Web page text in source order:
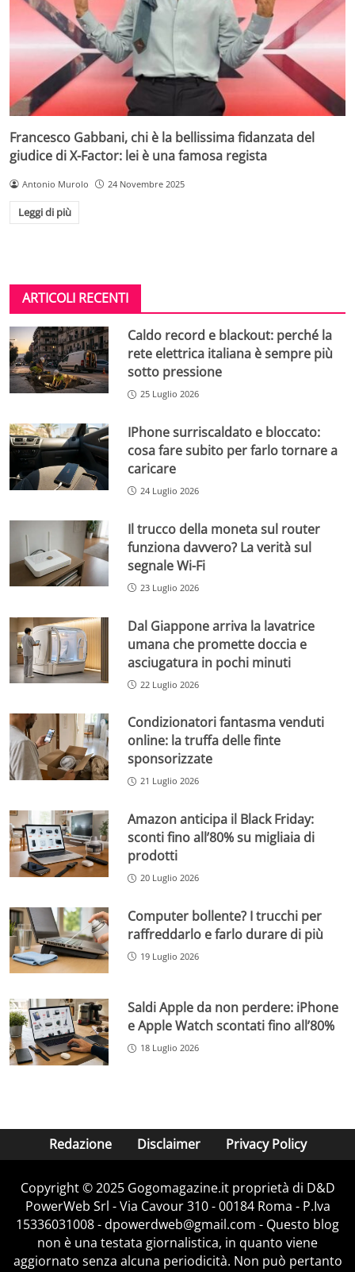
Francesco Gabbani, chi è la bellissima fidanzata del
giudice di X-Factor: lei è una famosa regista
Antonio Murolo 24 Novembre 2025
Leggi di più
ARTICOLI RECENTI
Caldo record e blackout: perché la
rete elettrica italiana è sempre più
sotto pressione
25 Luglio 2026
IPhone surriscaldato e bloccato:
cosa fare subito per farlo tornare a
caricare
24 Luglio 2026
Il trucco della moneta sul router
funziona davvero? La verità sul
segnale Wi-Fi
23 Luglio 2026
Dal Giappone arriva la lavatrice
umana che promette doccia e
asciugatura in pochi minuti
22 Luglio 2026
Condizionatori fantasma venduti
online: la truffa delle finte
sponsorizzate
21 Luglio 2026
Amazon anticipa il Black Friday:
sconti fino all’80% su migliaia di
prodotti
20 Luglio 2026
Computer bollente? I trucchi per
raffreddarlo e farlo durare di più
19 Luglio 2026
Saldi Apple da non perdere: iPhone
e Apple Watch scontati fino all’80%
18 Luglio 2026
Redazione Disclaimer Privacy Policy
Copyright © 2025 Gogomagazine.it proprietà di D&D
PowerWeb Srl - Via Cavour 310 - 00184 Roma - P.Iva
15336031008 - dpowerdweb@gmail.com - Questo blog
non è una testata giornalistica, in quanto viene
aggiornato senza alcuna periodicità. Non può pertanto